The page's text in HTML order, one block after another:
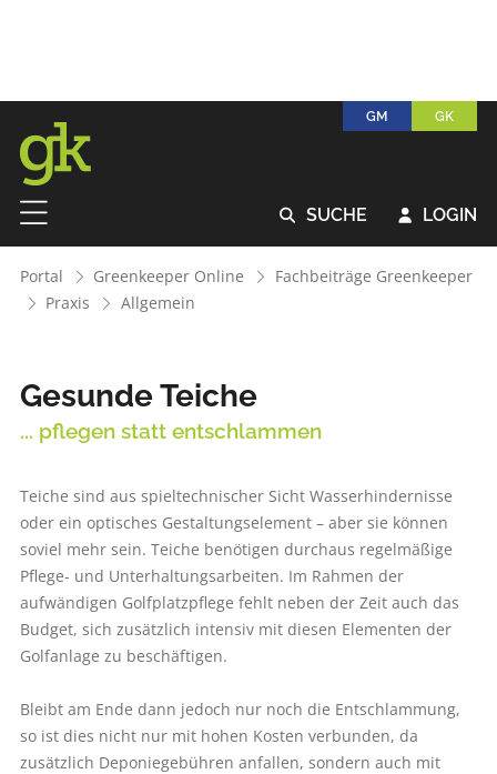
GM GK
 SUCHE  LOGIN
Portal Greenkeeper Online
Fachbeiträge Greenkeeper
Praxis
Allgemein
Gesunde Teiche
... pflegen statt entschlammen
Teiche sind aus spieltechnischer Sicht Wasserhindernisse
oder ein optisches Gestaltungselement – aber sie können
soviel mehr sein. Teiche benötigen durchaus regelmäßige
Pflege- und Unterhaltungsarbeiten. Im Rahmen der
aufwändigen Golfplatzpflege fehlt neben der Zeit auch das
Budget, sich zusätzlich intensiv mit diesen Elementen der
Golfanlage zu beschäftigen.
Bleibt am Ende dann jedoch nur noch die Entschlammung,
so ist dies nicht nur mit hohen Kosten verbunden, da
zusätzlich Deponiegebühren anfallen, sondern auch mit